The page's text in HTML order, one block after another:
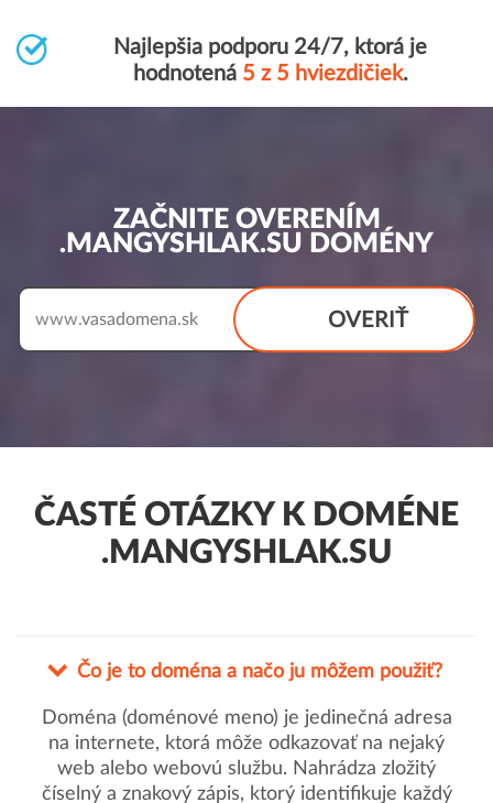
Najlepšia podporu 24/7, ktorá je
hodnotená 5 z 5 hviezdičiek.
ZAČNITE OVERENÍM
.MANGYSHLAK.SU DOMÉNY
OVERIŤ
www.
ČASTÉ OTÁZKY K DOMÉNE
.MANGYSHLAK.SU
Čo je to doména a načo ju môžem použiť?
Doména (doménové meno) je jedinečná adresa
na internete, ktorá môže odkazovať na nejaký
web alebo webovú službu. Nahrádza zložitý
číselný a znakový zápis, ktorý identifikuje každý